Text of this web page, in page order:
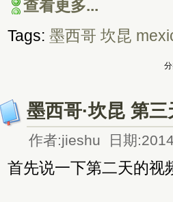
查看更多...
Tags: 墨西哥 坎昆
墨西哥·坎昆 第
作者:jieshu 日期
首先说一下第二天的视